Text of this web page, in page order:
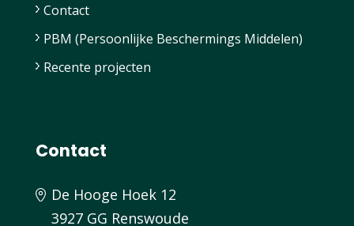
Contact
PBM (Persoonlijke Beschermings Middelen)
Recente projecten
Contact
De Hooge Hoek 12
3927 GG Renswoude